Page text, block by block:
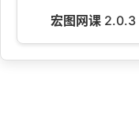
宏图网课 2.0.3